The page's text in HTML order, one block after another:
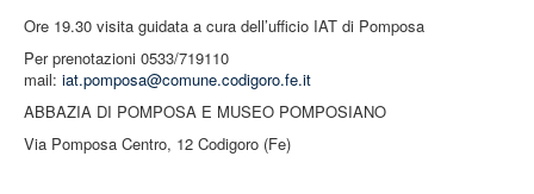
Ore 19.30 visita guidata a cura dell’ufficio IAT di Pomposa
Per prenotazioni 0533/719110
mail: iat.pomposa@comune.codigoro.fe.it
ABBAZIA DI POMPOSA E MUSEO POMPOSIANO
Via Pomposa Centro, 12 Codigoro (Fe)